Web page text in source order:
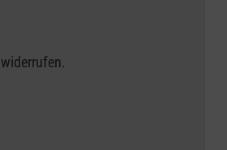
widerrufen.